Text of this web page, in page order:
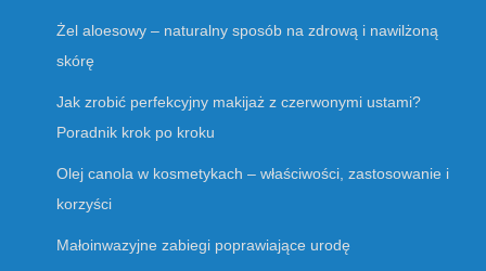
Żel aloesowy – naturalny sposób na zdrową i nawilżoną
skórę
Jak zrobić perfekcyjny makijaż z czerwonymi ustami?
Poradnik krok po kroku
Olej canola w kosmetykach – właściwości, zastosowanie i
korzyści
Małoinwazyjne zabiegi poprawiające urodę